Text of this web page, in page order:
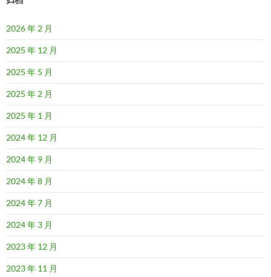
2026 年 2 月
2025 年 12 月
2025 年 5 月
2025 年 2 月
2025 年 1 月
2024 年 12 月
2024 年 9 月
2024 年 8 月
2024 年 7 月
2024 年 3 月
2023 年 12 月
2023 年 11 月